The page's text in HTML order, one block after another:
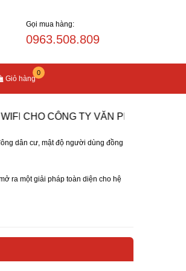
Gọi mua hàng:
0963.508.809
Giỏ hàng
0
CÔNG TY VĂN PHÒNG
dân cư, mật độ người dùng đồng
ra một giải pháp toàn diện cho hệ